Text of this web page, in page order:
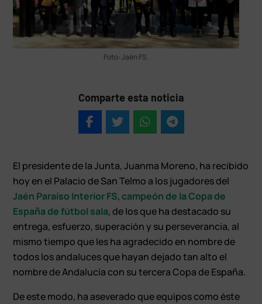
Foto: Jaén FS.
Comparte esta noticia
El presidente de la Junta, Juanma Moreno, ha recibido
hoy en el Palacio de San Telmo a los jugadores del
Jaén Paraíso Interior FS,campeón de la Copa de
España de fútbol sala, de los que ha destacado su
entrega, esfuerzo, superación y su perseverancia, al
mismo tiempo que les ha agradecido en nombre de
todos los andaluces que hayan dejado tan alto el
nombre de Andalucía con su tercera Copa de España.
De este modo, ha aseverado que equipos como éste